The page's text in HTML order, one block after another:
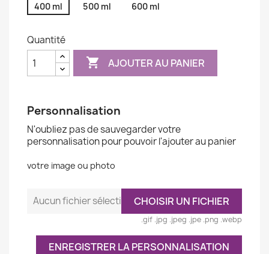
400 ml 500 ml 600 ml
Quantité
 AJOUTER AU PANIER
Personnalisation
N'oubliez pas de sauvegarder votre
personnalisation pour pouvoir l'ajouter au panier
votre image ou photo
Aucun fichier sélectionnéCHOISIR UN FICHIER
.gif .jpg .jpeg .jpe .png .webp
ENREGISTRER LA PERSONNALISATION